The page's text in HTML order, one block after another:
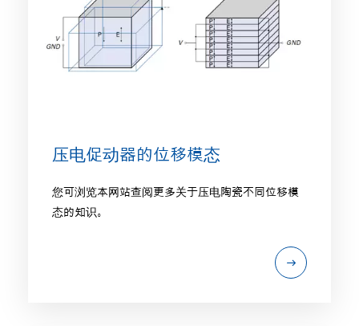
压电促动器的位移模态
您可浏览本网站查阅更多关于压电陶瓷不同位移模
态的知识。